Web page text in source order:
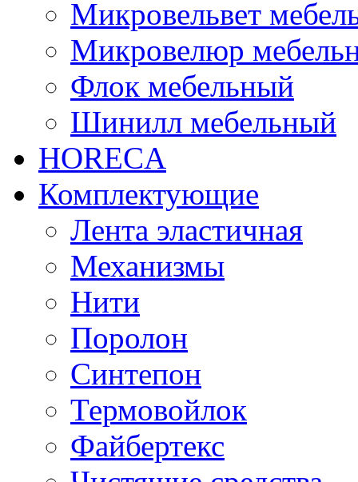
Микровельвет
Микровелюр
Флок мебельный
Шинилл мебельный
HORECA
Комплектующие
Лента эластичная
Механизмы
Нити
Поролон
Синтепон
Термовойлок
Файбертекс